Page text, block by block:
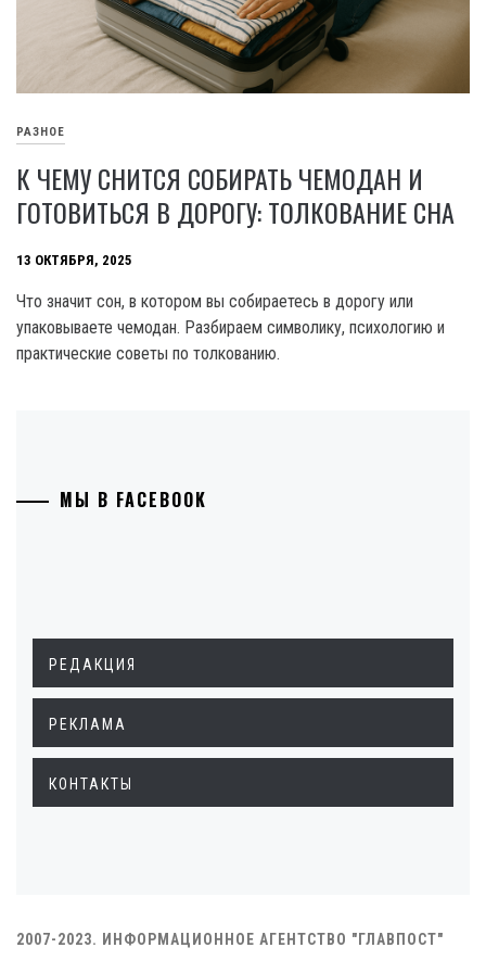
РАЗНОЕ
К ЧЕМУ СНИТСЯ СОБИРАТЬ ЧЕМОДАН И
ГОТОВИТЬСЯ В ДОРОГУ: ТОЛКОВАНИЕ СНА
13 ОКТЯБРЯ, 2025
Что значит сон, в котором вы собираетесь в дорогу или
упаковываете чемодан. Разбираем символику, психологию и
практические советы по толкованию.
МЫ В FACEBOOK
РЕДАКЦИЯ
РЕКЛАМА
КОНТАКТЫ
2007-2023. ИНФОРМАЦИОННОЕ АГЕНТСТВО "ГЛАВПОСТ"